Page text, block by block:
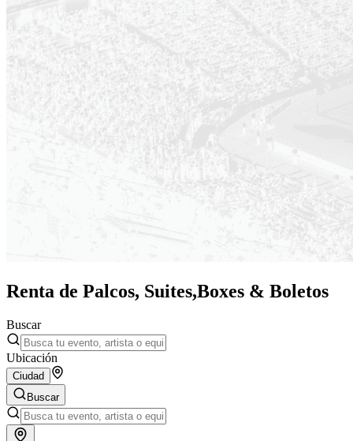
Renta de Palcos, Suites,Boxes & Boletos
Buscar
Ubicación
Ciudad
Buscar